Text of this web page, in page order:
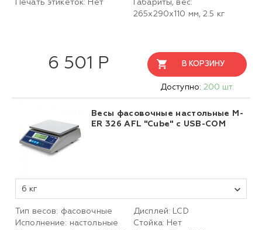
Печать этикеток: Нет
Габариты, вес:
265х290х110 мм, 2.5 кг
6 501 Р В КОРЗИНУ
Доступно: 200 шт.
Весы фасовочные настольные M-
ER 326 AFL "Cube" c USB-COM
6 кг
Тип весов: фасовочные
Исполнение: настольные
Дисплей: LCD
Стойка: Нет